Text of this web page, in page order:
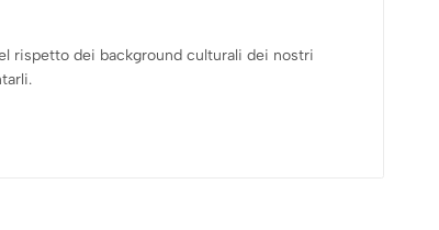
rispetto dei background culturali dei nostri